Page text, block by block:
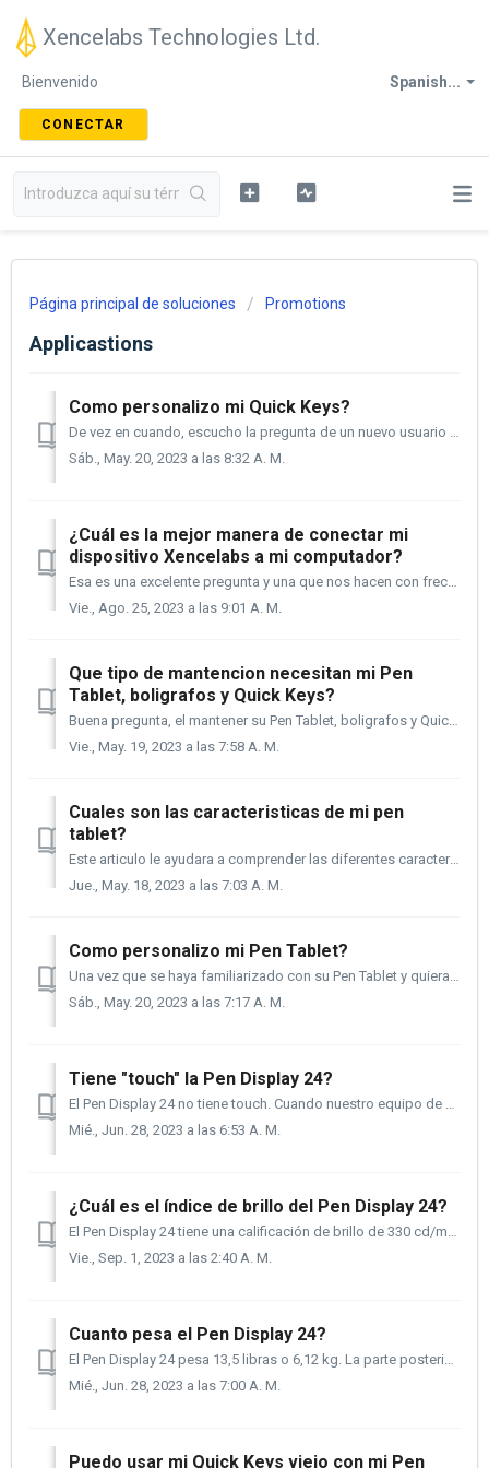
Xencelabs Technologies Ltd.
Spanish...
Bienvenido
CONECTAR
Página principal de soluciones Promotions
Applicastions
Como personalizo mi Quick Keys?
De vez en cuando, escucho la pregunta de un nuevo usuario que acaba de comprar las teclas rápidas de Xencelabs; ¿Para qué se usan el dial y los botones en m...
Sáb., May. 20, 2023 a las 8:32 A. M.
¿Cuál es la mejor manera de conectar mi
dispositivo Xencelabs a mi computador?
Esa es una excelente pregunta y una que nos hacen con frecuencia. Hay buenas y mejores formas de conectar tus dispositivos Xencelabs a tu computadora. E...
Vie., Ago. 25, 2023 a las 9:01 A. M.
Que tipo de mantencion necesitan mi Pen
Tablet, boligrafos y Quick Keys?
Buena pregunta, el mantener su Pen Tablet, boligrafos y Quick Keys en buen estado es esencial para que funcionen perfectamente y por una gran cantidad de ti...
Vie., May. 19, 2023 a las 7:58 A. M.
Cuales son las caracteristicas de mi pen
tablet?
Este articulo le ayudara a comprender las diferentes caracteristicas de su Pen Tablet y ayudarle a entender la terminologia para cuando este listo para pers...
Jue., May. 18, 2023 a las 7:03 A. M.
Como personalizo mi Pen Tablet?
Una vez que se haya familiarizado con su Pen Tablet y quiera explorar sus opciones para personalizarla para mejorar su flujo de trabajo, las siguientes inst...
Sáb., May. 20, 2023 a las 7:17 A. M.
Tiene "touch" la Pen Display 24?
El Pen Display 24 no tiene touch. Cuando nuestro equipo de productos entrevistaba a artistas y diseñadores, preguntándoles sobre sus cinco "me gusta&qu...
Mié., Jun. 28, 2023 a las 6:53 A. M.
¿Cuál es el índice de brillo del Pen Display 24?
El Pen Display 24 tiene una calificación de brillo de 330 cd/m2. Tal vez te estés preguntando, ¿es esto importante? Y la respuesta corta es sí, es muy i...
Vie., Sep. 1, 2023 a las 2:40 A. M.
Cuanto pesa el Pen Display 24?
El Pen Display 24 pesa 13,5 libras o 6,12 kg. La parte posterior está perforada para aceptar un montaje VESA de 100 x 100 y no necesita una placa ...
Mié., Jun. 28, 2023 a las 7:00 A. M.
Puedo usar mi Quick Keys viejo con mi Pen